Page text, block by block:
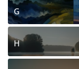
G
H